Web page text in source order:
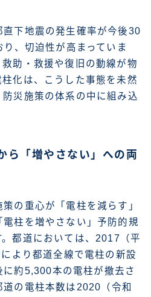
下地震の発生確率が今後30
、切迫性が高まっていま
助・救援や復旧の動線が物
化は、こうした事態を未然
災施策の体系の中に組み込
ら「増やさない」への両
の重心が「電柱を減らす」
柱を増やさない」予防的規
都道においては、2017（平
より都道全線で電柱の新設
約5,300本の電柱が撤去さ
の電柱本数は2020（令和